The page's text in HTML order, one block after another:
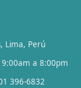
✕
Lima, Perú
a 8:00pm
396-6832